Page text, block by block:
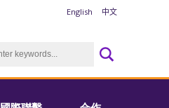
English 中文